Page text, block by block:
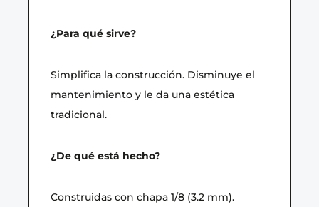
¿Para qué sirve?
Simplifica la construcción. Disminuye el
mantenimiento y le da una estética
tradicional.
¿De qué está hecho?
Construidas con chapa 1/8 (3.2 mm).